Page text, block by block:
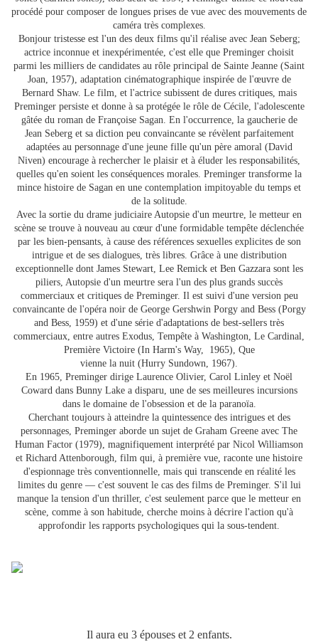
procédé pour composer de longues prises de vue avec des mouvements de
caméra très complexes.
Bonjour tristesse est l'un des deux films qu'il réalise avec Jean Seberg;
actrice inconnue et inexpérimentée, c'est elle que Preminger choisit
parmi les milliers de candidates au rôle principal de Sainte Jeanne (Saint
Joan, 1957), adaptation cinématographique inspirée de l'œuvre de
Bernard Shaw. Le film, et l'actrice subissent de dures critiques, mais
Preminger persiste et donne à sa protégée le rôle de Cécile, l'adolescente
gâtée du roman de Françoise Sagan. En l'occurrence, la gaucherie de
Jean Seberg et sa diction peu convaincante se révèlent parfaitement
adaptées au personnage d'une jeune fille qu'un père amoral (David
Niven) encourage à rechercher le plaisir et à éluder les responsabilités,
quelles qu'en soient les conséquences morales. Preminger transforme la
mince histoire de Sagan en une contemplation impitoyable du temps et
de la solitude.
Avec la sortie du drame judiciaire Autopsie d'un meurtre, le metteur en
scène se trouve à nouveau au cœur d'une formidable tempête déclenchée
par les bien-pensants, à cause des références sexuelles explicites de son
intrigue et de ses dialogues, très libres. Grâce à une distribution
exceptionnelle dont James Stewart, Lee Remick et Ben Gazzara sont les
piliers, Autopsie d'un meurtre sera l'un des plus grands succès
commerciaux et critiques de Preminger. Il est suivi d'une version peu
convaincante de l'opéra noir de George Gershwin Porgy and Bess (Porgy
and Bess, 1959) et d'une série d'adaptations de best-sellers très
commerciaux, entre autres Exodus, Tempête à Washington, Le Cardinal,
Première Victoire (In Harm's Way, 1965), Que
vienne la nuit (Hurry Sundown, 1967).
En 1965, Preminger dirige Laurence Olivier, Carol Linley et Noël
Coward dans Bunny Lake a disparu, une de ses meilleures incursions
dans le domaine de l'obsession et de la paranoïa.
Cherchant toujours à atteindre la quintessence des intrigues et des
personnages, Preminger aborde un sujet de Graham Greene avec The
Human Factor (1979), magnifiquement interprété par Nicol Williamson
et Richard Attenborough, film qui, à première vue, raconte une histoire
d'espionnage très conventionnelle, mais qui transcende en réalité les
limites du genre — c'est souvent le cas des films de Preminger. S'il lui
manque la tension d'un thriller, c'est seulement parce que le metteur en
scène, comme à son habitude, cherche moins à décrire l'action qu'à
approfondir les rapports psychologiques qui la sous-tendent.
Il aura eu 3 épouses et 2 enfants.